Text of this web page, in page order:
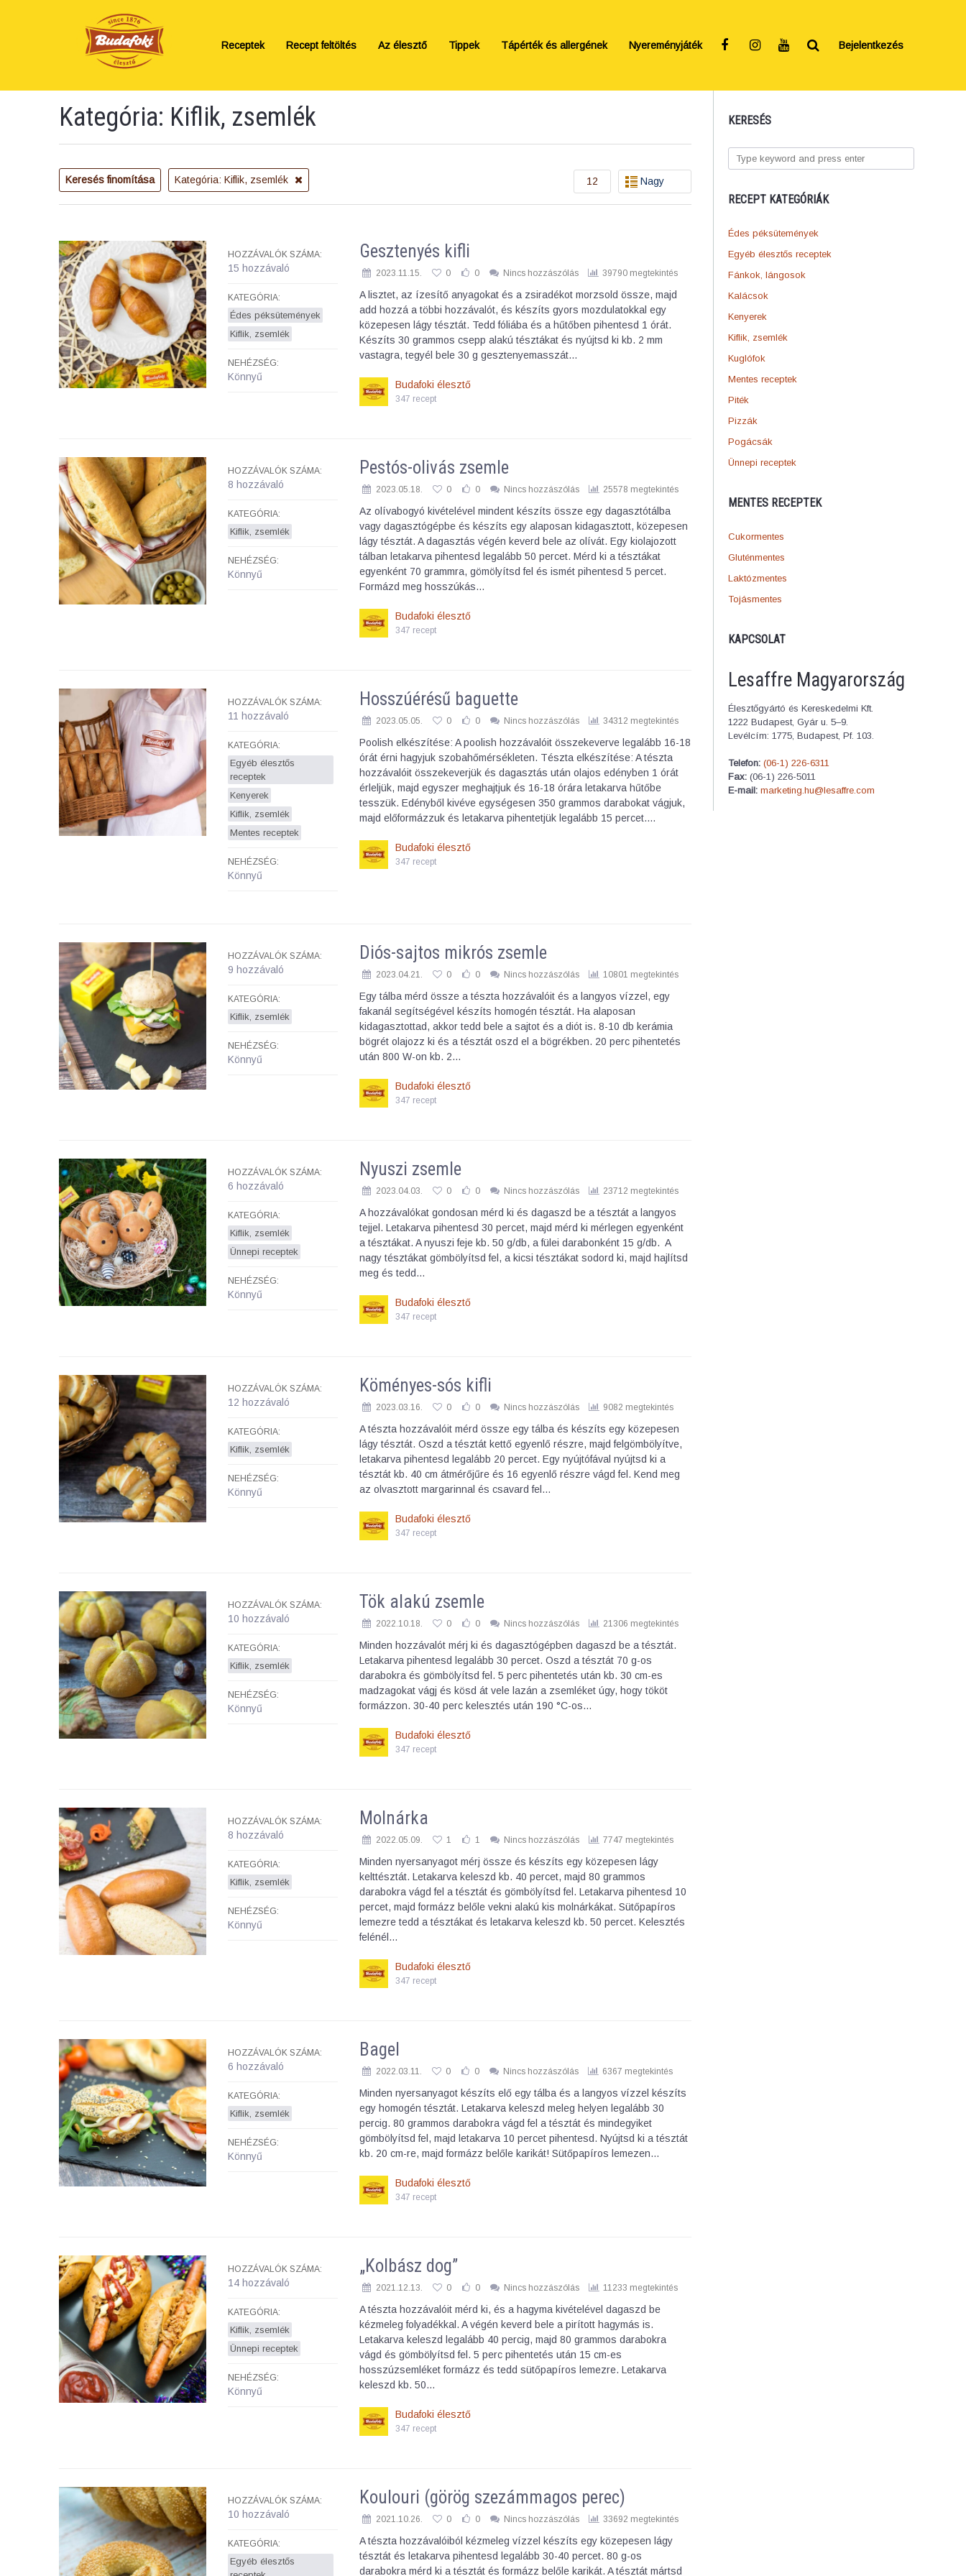
Receptek Recept feltöltés Az élesztő Tippek Tápérték és allergének Nyereményjáték Bejelentkezés
KERESÉS
RECEPT KATEGÓRIÁK
Édes péksütemények
Egyéb élesztős receptek
Fánkok, lángosok
Kalácsok
Kenyerek
Kiflik, zsemlék
Kuglófok
Mentes receptek
Piték
Pizzák
Pogácsák
Ünnepi receptek
MENTES RECEPTEK
Cukormentes
Gluténmentes
Laktózmentes
Tojásmentes
KAPCSOLAT
Lesaffre Magyarország
Élesztőgyártó és Kereskedelmi Kft.
1222 Budapest, Gyár u. 5–9.
Levélcím: 1775, Budapest, Pf. 103.
Telefon: (06-1) 226-6311
Fax: (06-1) 226-5011
E-mail: marketing.hu@lesaffre.com
Kategória: Kiflik, zsemlék
Keresés finomítása Kategória: Kiflik, zsemlék Nagy
12
HOZZÁVALÓK SZÁMA:
15 hozzávaló
KATEGÓRIA:
Édes péksütemények
Kiflik, zsemlék
NEHÉZSÉG:
Könnyű
Gesztenyés kifli
2023.11.15. 0 0 Nincs hozzászólás 39790 megtekintés
A lisztet, az ízesítő anyagokat és a zsiradékot morzsold össze, majd
add hozzá a többi hozzávalót, és készíts gyors mozdulatokkal egy
közepesen lágy tésztát. Tedd fóliába és a hűtőben pihentesd 1 órát.
Készíts 30 grammos csepp alakú tésztákat és nyújtsd ki kb. 2 mm
vastagra, tegyél bele 30 g gesztenyemasszát…
Budafoki élesztő
347 recept
HOZZÁVALÓK SZÁMA:
8 hozzávaló
KATEGÓRIA:
Kiflik, zsemlék
NEHÉZSÉG:
Könnyű
Pestós-olivás zsemle
2023.05.18. 0 0 Nincs hozzászólás 25578 megtekintés
Az olívabogyó kivételével mindent készíts össze egy dagasztótálba
vagy dagasztógépbe és készíts egy alaposan kidagasztott, közepesen
lágy tésztát. A dagasztás végén keverd bele az olívát. Egy kiolajozott
tálban letakarva pihentesd legalább 50 percet. Mérd ki a tésztákat
egyenként 70 grammra, gömölyítsd fel és ismét pihentesd 5 percet.
Formázd meg hosszúkás…
Budafoki élesztő
347 recept
HOZZÁVALÓK SZÁMA:
11 hozzávaló
KATEGÓRIA:
Egyéb élesztős
receptek
Kenyerek
Kiflik, zsemlék
Mentes receptek
NEHÉZSÉG:
Könnyű
Hosszúérésű baguette
2023.05.05. 0 0 Nincs hozzászólás 34312 megtekintés
Poolish elkészítése: A poolish hozzávalóit összekeverve legalább 16-18
órát érni hagyjuk szobahőmérsékleten. Tészta elkészítése: A tészta
hozzávalóit összekeverjük és dagasztás után olajos edényben 1 órát
érleljük, majd egyszer meghajtjuk és 16-18 órára letakarva hűtőbe
tesszük. Edényből kivéve egységesen 350 grammos darabokat vágjuk,
majd előformázzuk és letakarva pihentetjük legalább 15 percet.…
Budafoki élesztő
347 recept
HOZZÁVALÓK SZÁMA:
9 hozzávaló
KATEGÓRIA:
Kiflik, zsemlék
NEHÉZSÉG:
Könnyű
Diós-sajtos mikrós zsemle
2023.04.21. 0 0 Nincs hozzászólás 10801 megtekintés
Egy tálba mérd össze a tészta hozzávalóit és a langyos vízzel, egy
fakanál segítségével készíts homogén tésztát. Ha alaposan
kidagasztottad, akkor tedd bele a sajtot és a diót is. 8-10 db kerámia
bögrét olajozz ki és a tésztát oszd el a bögrékben. 20 perc pihentetés
után 800 W-on kb. 2…
Budafoki élesztő
347 recept
HOZZÁVALÓK SZÁMA:
6 hozzávaló
KATEGÓRIA:
Kiflik, zsemlék
Ünnepi receptek
NEHÉZSÉG:
Könnyű
Nyuszi zsemle
2023.04.03. 0 0 Nincs hozzászólás 23712 megtekintés
A hozzávalókat gondosan mérd ki és dagaszd be a tésztát a langyos
tejjel. Letakarva pihentesd 30 percet, majd mérd ki mérlegen egyenként
a tésztákat. A nyuszi feje kb. 50 g/db, a fülei darabonként 15 g/db. A
nagy tésztákat gömbölyítsd fel, a kicsi tésztákat sodord ki, majd hajlítsd
meg és tedd…
Budafoki élesztő
347 recept
HOZZÁVALÓK SZÁMA:
12 hozzávaló
KATEGÓRIA:
Kiflik, zsemlék
NEHÉZSÉG:
Könnyű
Köményes-sós kifli
2023.03.16. 0 0 Nincs hozzászólás 9082 megtekintés
A tészta hozzávalóit mérd össze egy tálba és készíts egy közepesen
lágy tésztát. Oszd a tésztát kettő egyenlő részre, majd felgömbölyítve,
letakarva pihentesd legalább 20 percet. Egy nyújtófával nyújtsd ki a
tésztát kb. 40 cm átmérőjűre és 16 egyenlő részre vágd fel. Kend meg
az olvasztott margarinnal és csavard fel…
Budafoki élesztő
347 recept
HOZZÁVALÓK SZÁMA:
10 hozzávaló
KATEGÓRIA:
Kiflik, zsemlék
NEHÉZSÉG:
Könnyű
Tök alakú zsemle
2022.10.18. 0 0 Nincs hozzászólás 21306 megtekintés
Minden hozzávalót mérj ki és dagasztógépben dagaszd be a tésztát.
Letakarva pihentesd legalább 30 percet. Oszd a tésztát 70 g-os
darabokra és gömbölyítsd fel. 5 perc pihentetés után kb. 30 cm-es
madzagokat vágj és kösd át vele lazán a zsemléket úgy, hogy tököt
formázzon. 30-40 perc kelesztés után 190 °C-os…
Budafoki élesztő
347 recept
HOZZÁVALÓK SZÁMA:
8 hozzávaló
KATEGÓRIA:
Kiflik, zsemlék
NEHÉZSÉG:
Könnyű
Molnárka
2022.05.09. 1 1 Nincs hozzászólás 7747 megtekintés
Minden nyersanyagot mérj össze és készíts egy közepesen lágy
kelttésztát. Letakarva keleszd kb. 40 percet, majd 80 grammos
darabokra vágd fel a tésztát és gömbölyítsd fel. Letakarva pihentesd 10
percet, majd formázz belőle vekni alakú kis molnárkákat. Sütőpapíros
lemezre tedd a tésztákat és letakarva keleszd kb. 50 percet. Kelesztés
felénél…
Budafoki élesztő
347 recept
HOZZÁVALÓK SZÁMA:
6 hozzávaló
KATEGÓRIA:
Kiflik, zsemlék
NEHÉZSÉG:
Könnyű
Bagel
2022.03.11. 0 0 Nincs hozzászólás 6367 megtekintés
Minden nyersanyagot készíts elő egy tálba és a langyos vízzel készíts
egy homogén tésztát. Letakarva keleszd meleg helyen legalább 30
percig. 80 grammos darabokra vágd fel a tésztát és mindegyiket
gömbölyítsd fel, majd letakarva 10 percet pihentesd. Nyújtsd ki a tésztát
kb. 20 cm-re, majd formázz belőle karikát! Sütőpapíros lemezen…
Budafoki élesztő
347 recept
HOZZÁVALÓK SZÁMA:
14 hozzávaló
KATEGÓRIA:
Kiflik, zsemlék
Ünnepi receptek
NEHÉZSÉG:
Könnyű
„Kolbász dog”
2021.12.13. 0 0 Nincs hozzászólás 11233 megtekintés
A tészta hozzávalóit mérd ki, és a hagyma kivételével dagaszd be
kézmeleg folyadékkal. A végén keverd bele a pirított hagymás is.
Letakarva keleszd legalább 40 percig, majd 80 grammos darabokra
vágd és gömbölyítsd fel. 5 perc pihentetés után 15 cm-es
hosszúzsemléket formázz és tedd sütőpapíros lemezre. Letakarva
keleszd kb. 50…
Budafoki élesztő
347 recept
HOZZÁVALÓK SZÁMA:
10 hozzávaló
KATEGÓRIA:
Egyéb élesztős
Koulouri (görög szezámmagos perec)
2021.10.26. 0 0 Nincs hozzászólás 33692 megtekintés
A tészta hozzávalóiból kézmeleg vízzel készíts egy közepesen lágy
tésztát és letakarva pihentesd legalább 30-40 percet. 80 g-os
darabokra mérd ki a tésztát és formázz belőle karikát. A tésztát mártsd